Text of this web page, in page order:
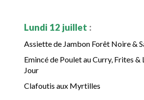
Lundi 12 juillet :
Assiette de Jambon Forêt Noire &
Emincé de Poulet au Curry, Frites &
Jour
Clafoutis aux Myrtilles